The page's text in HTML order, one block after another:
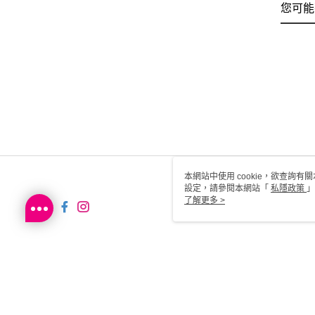
您可
本網站中使用 cookie，欲查詢有
設定，請參閱本網站「 私隱政策
用 cookie。
了解更多 >